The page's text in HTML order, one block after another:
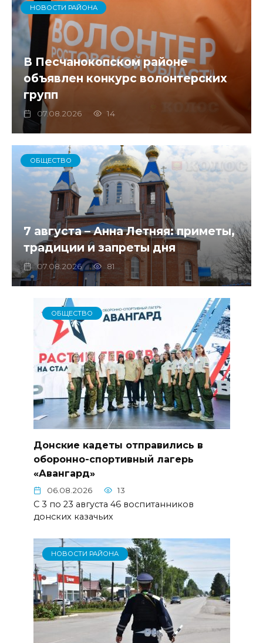
НОВОСТИ РАЙОНА
В Песчанокопском районе
объявлен конкурс волонтерских
групп
07.08.2026 14
ОБЩЕСТВО
7 августа – Анна Летняя: приметы,
традиции и запреты дня
07.08.2026 81
ОБЩЕСТВО
Донские кадеты отправились в
оборонно-спортивный лагерь
«Авангард»
06.08.2026 13
С 3 по 23 августа 46 воспитанников
донских казачьих
НОВОСТИ РАЙОНА